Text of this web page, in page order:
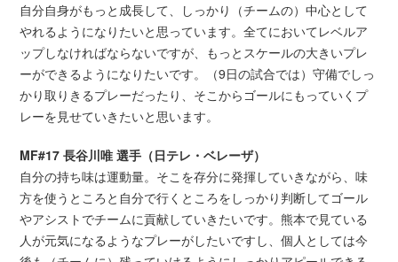
自分自身がもっと成長して、しっかり（チームの）中心として
やれるようになりたいと思っています。全てにおいてレベルア
ップしなければならないですが、もっとスケールの大きいプレ
ーができるようになりたいです。（9日の試合では）守備でしっ
かり取りきるプレーだったり、そこからゴールにもっていくプ
レーを見せていきたいと思います。
MF#17 長谷川唯 選手（日テレ・ベレーザ）
自分の持ち味は運動量。そこを存分に発揮していきながら、味
方を使うところと自分で行くところをしっかり判断してゴール
やアシストでチームに貢献していきたいです。熊本で見ている
人が元気になるようなプレーがしたいですし、個人としては今